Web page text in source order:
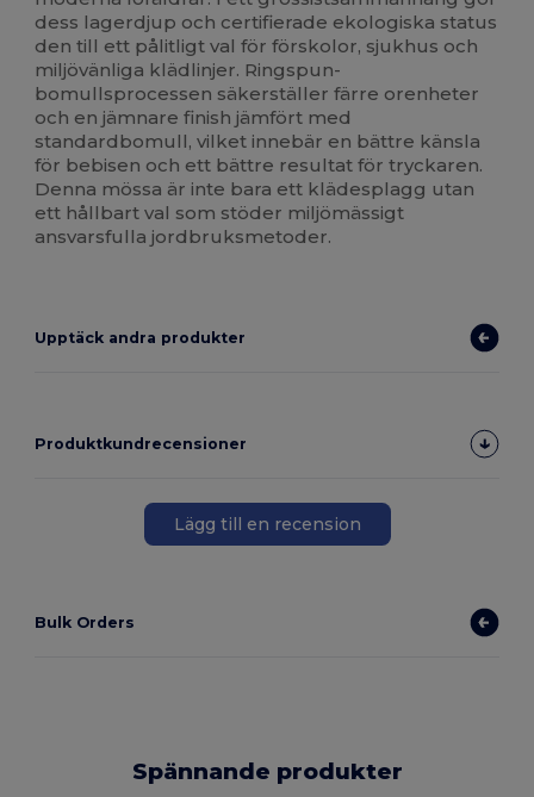
dess lagerdjup och certifierade ekologiska status
den till ett pålitligt val för förskolor, sjukhus och
miljövänliga klädlinjer. Ringspun-
bomullsprocessen säkerställer färre orenheter
och en jämnare finish jämfört med
standardbomull, vilket innebär en bättre känsla
för bebisen och ett bättre resultat för tryckaren.
Denna mössa är inte bara ett klädesplagg utan
ett hållbart val som stöder miljömässigt
ansvarsfulla jordbruksmetoder.
Upptäck andra produkter
Produktkundrecensioner
Lägg till en recension
Bulk Orders
Spännande produkter